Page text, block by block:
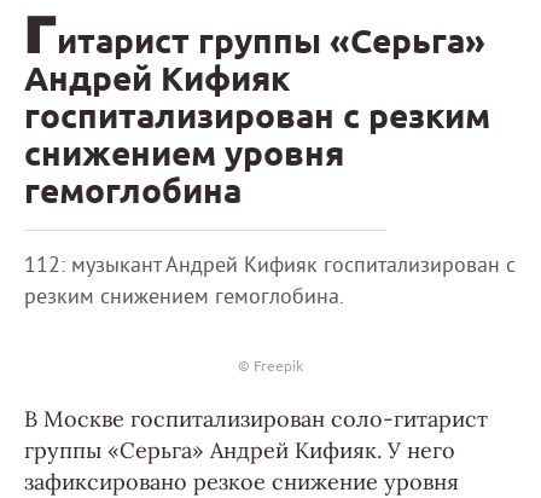
Гитарист группы «Серьга»
Андрей Кифияк
госпитализирован с резким
снижением уровня
гемоглобина
112: музыкант Андрей Кифияк госпитализирован с
резким снижением гемоглобина.
© Freepik
В Москве госпитализирован соло-гитарист
группы «Серьга» Андрей Кифияк. У него
зафиксировано резкое снижение уровня